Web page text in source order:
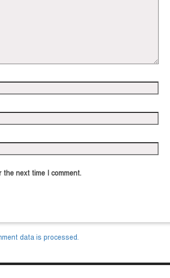
the next time I comment.
data is processed.